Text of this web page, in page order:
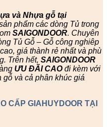
và Nhựa gỗ tại
phẩm các dòng Tủ trong
SAIGONDOOR. Chuyên
Tủ Gỗ – Gỗ công nghiêp
giá thành rẻ nhất và phù
Trên hết, SAIGONDOOR
ƯU ĐÃI CAOđi kèm với
và cả phân khúc giá
CẤP GIAHUYDOOR TẠI